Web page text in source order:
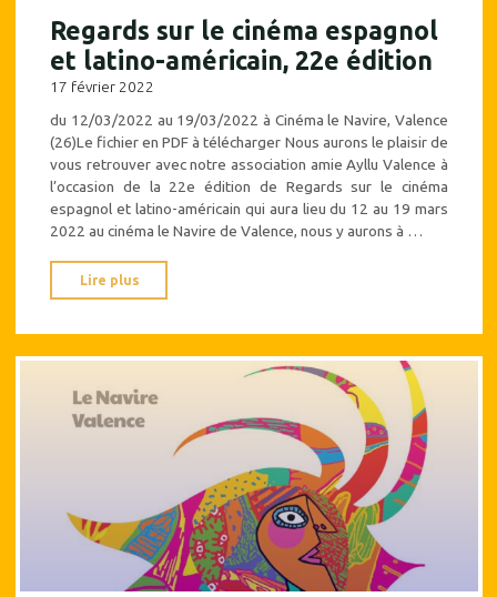
Regards sur le cinéma espagnol
et latino-américain, 22e édition
17 février 2022
du 12/03/2022 au 19/03/2022 à Cinéma le Navire, Valence
(26)Le fichier en PDF à télécharger Nous aurons le plaisir de
vous retrouver avec notre association amie Ayllu Valence à
l’occasion de la 22e édition de Regards sur le cinéma
espagnol et latino-américain qui aura lieu du 12 au 19 mars
2022 au cinéma le Navire de Valence, nous y aurons à …
Lire plus
sur
cinéma
latino-
édition"